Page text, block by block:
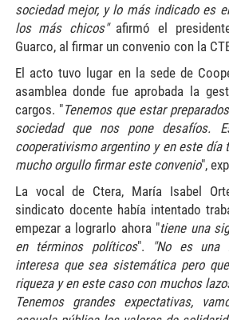
sociedad mejor, y lo más indicado es
los más chicos"afirmó el
Guarco, al firmar un convenio con la
El acto tuvo lugar en la sede de
asamblea donde fue aprobada la
cargos. "Tenemos que estar
sociedad que nos pone desafíos.
cooperativismo argentino y en este día
mucho orgullo firmar este convenio",
La vocal de Ctera, María Isabel
sindicato docente había intentado
empezar a lograrlo ahora "tiene una
en términos políticos".
"No es una
interesa que sea sistemática pero
riqueza y en este caso con muchos
Tenemos grandes expectativas,